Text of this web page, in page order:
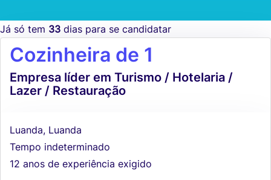
Já só tem 33 dias para se candidatar
Cozinheira de 1
Empresa líder em Turismo / Hotelaria /
Lazer / Restauração
Luanda, Luanda
Tempo indeterminado
12 anos de experiência exigido